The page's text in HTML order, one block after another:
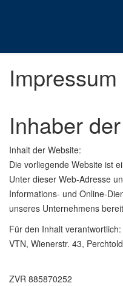
Impressum
Inhaber
Inhalt der Website:
Die vorliegende Website ist
Unter dieser Web-Adresse
Informations- und Online-
unseres Unternehmens
Für den Inhalt verantwortlich:
VTN, Wienerstr. 43,
ZVR 885870252